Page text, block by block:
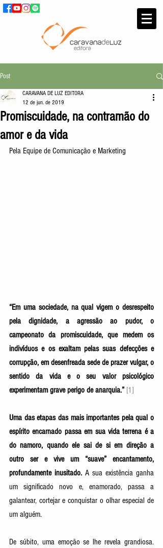
Post
Promiscuidade, na contramão do
amor e da vida
CARAVANA DE LUZ EDITORA
12 de jun. de 2019
Pela Equipe de Comunicação e Marketing
“Em uma sociedade, na qual vigem o desrespeito
pela dignidade, a agressão ao pudor, o
campeonato da promiscuidade, que medem os
indivíduos e os exaltam pelas suas defecções e
corrupção, em desenfreada sede de prazer vulgar, o
sentido da vida e o seu valor psicológico
experimentam grave perigo de anarquia.” [1]
Uma das etapas das mais importantes pela qual o
espírito encarnado passa em sua vida terrena é a
do namoro, quando ele sai de si em direção a
outro ser e vive um “suave” encantamento,
profundamente inusitado. A sua existência ganha
um significado novo e, enamorado, passa a
galantear, cortejar e conquistar o olhar especial de
um alguém.
De súbito, uma emoção se lhe revela grandiosa.